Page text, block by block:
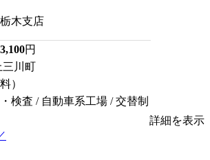
木支店
円
三川町
）
検査 / 自動車系工場 / 交替制
詳細を表示